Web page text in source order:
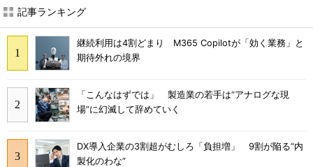
記事ランキング
継続利用は4割どまり M365 Copilotが「効く業務」と
期待外れの境界
「こんなはずでは」 製造業の若手は“アナログな現
場”に幻滅して辞めていく
DX導入企業の3割超がむしろ「負担増」 9割が陥る“内
製化のわな”